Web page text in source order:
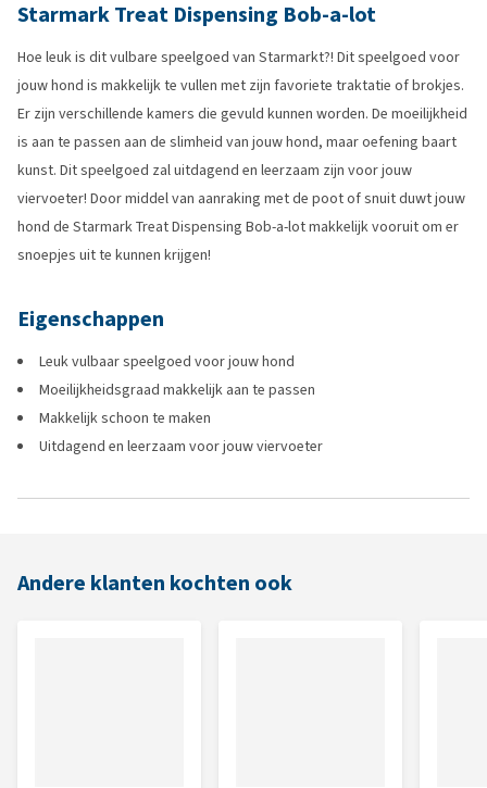
Starmark Treat Dispensing Bob-a-lot
Hoe leuk is dit vulbare speelgoed van Starmarkt?! Dit speelgoed voor
jouw hond is makkelijk te vullen met zijn favoriete traktatie of brokjes.
Er zijn verschillende kamers die gevuld kunnen worden. De moeilijkheid
is aan te passen aan de slimheid van jouw hond, maar oefening baart
kunst. Dit speelgoed zal uitdagend en leerzaam zijn voor jouw
viervoeter! Door middel van aanraking met de poot of snuit duwt jouw
hond de Starmark Treat Dispensing Bob-a-lot makkelijk vooruit om er
snoepjes uit te kunnen krijgen!
Eigenschappen
Leuk vulbaar speelgoed voor jouw hond
Moeilijkheidsgraad makkelijk aan te passen
Makkelijk schoon te maken
Uitdagend en leerzaam voor jouw viervoeter
Andere klanten kochten ook